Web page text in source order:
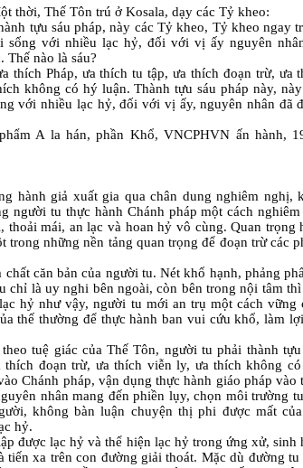
thời, Thế Tôn trú ở Kosala, dạy các Tỷ kheo:
tựu sáu pháp, này các Tỷ kheo, Tỷ kheo ngay
sống với nhiều lạc hỷ, đối với vị ấy nguyên
Thế nào là sáu?
thích Pháp, ưa thích tu tập, ưa thích đoạn trừ, ưa
không có hý luận. Thành tựu sáu pháp này, này
với nhiều lạc hỷ, đối với vị ấy, nguyên nhân đã
A la hán, phần Khổ, VNCPHVN ấn hành,
hành giả xuất gia qua chân dung nghiêm nghị,
người tu thực hành Chánh pháp một cách nghiêm
mái, an lạc và hoan hỷ vô cùng. Quan trọng
những nền tảng quan trọng để đoạn trừ các
căn bản của người tu. Nét khổ hạnh, phảng
chỉ là uy nghi bên ngoài, còn bên trong nội tâm thì
hỷ như vậy, người tu mới an trụ một cách vững
thế thường để thực hành ban vui cứu khổ, làm
tuệ giác của Thế Tôn, người tu phải thành tựu
đoạn trừ, ưa thích viễn ly, ưa thích không có
Chánh pháp, vận dụng thực hành giáo pháp vào
nhân mang đến phiền lụy, chọn môi trường
không bàn luận chuyện thị phi được mất
hỷ.
được lạc hỷ và thể hiện lạc hỷ trong ứng xử, sinh
xa trên con đường giải thoát. Mặc dù đường tu